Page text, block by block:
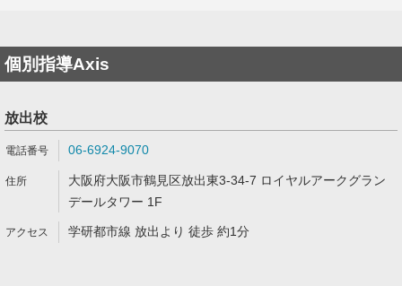
個別指導Axis
放出校
06-6924-9070
大阪府大阪市鶴見区放出東3-34-7 ロイヤルアークグラン
デールタワー 1F
学研都市線 放出より 徒歩 約1分